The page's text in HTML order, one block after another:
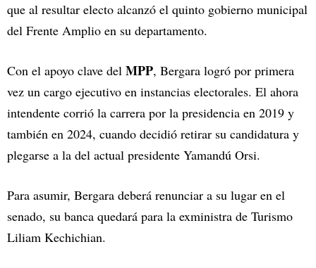
que al resultar electo alcanzó el quinto gobierno municipal
del Frente Amplio en su departamento.
Con el apoyo clave del MPP, Bergara logró por primera
vez un cargo ejecutivo en instancias electorales. El ahora
intendente corrió la carrera por la presidencia en 2019 y
también en 2024, cuando decidió retirar su candidatura y
plegarse a la del actual presidente Yamandú Orsi.
Para asumir, Bergara deberá renunciar a su lugar en el
senado, su banca quedará para la exministra de Turismo
Liliam Kechichian.